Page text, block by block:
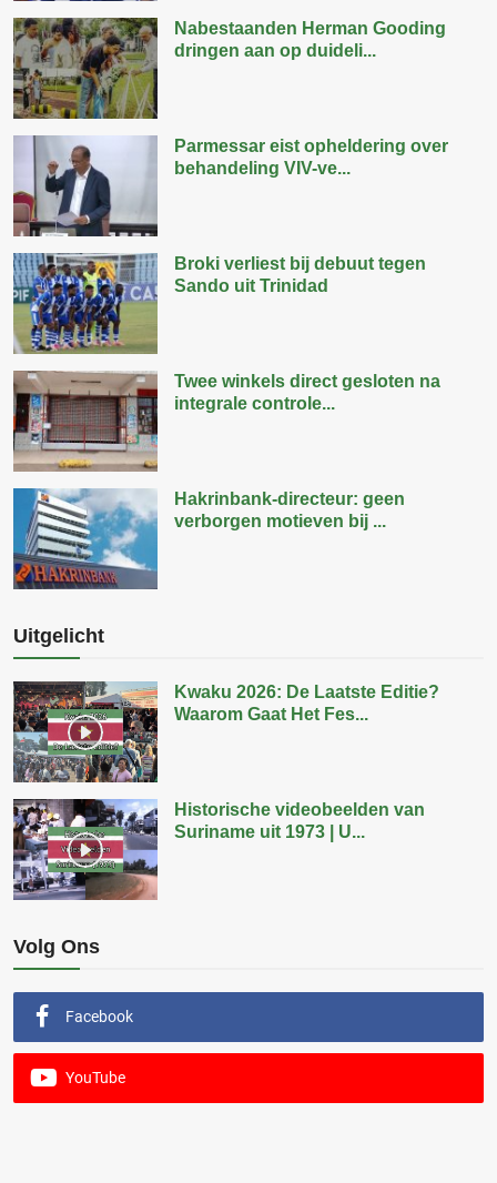
Nabestaanden Herman Gooding
dringen aan op duideli...
Parmessar eist opheldering over
behandeling VIV-ve...
Broki verliest bij debuut tegen
Sando uit Trinidad
Twee winkels direct gesloten na
integrale controle...
Hakrinbank-directeur: geen
verborgen motieven bij ...
Uitgelicht
Kwaku 2026: De Laatste Editie?
Waarom Gaat Het Fes...
Historische videobeelden van
Suriname uit 1973 | U...
Volg Ons
Facebook
YouTube